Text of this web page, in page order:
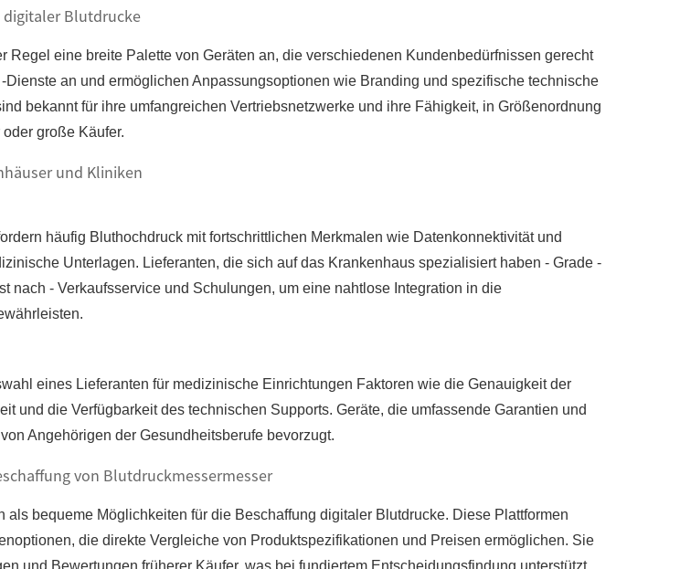
Blutdrucke
Regel eine breite Palette von Geräten an, die verschiedenen Kundenbedürfnissen gerecht
Dienste an und ermöglichen Anpassungsoptionen wie Branding und spezifische technische
bekannt für ihre umfangreichen Vertriebsnetzwerke und ihre Fähigkeit, in Größenordnung
große Käufer.
und Kliniken
häufig Bluthochdruck mit fortschrittlichen Merkmalen wie Datenkonnektivität und
Unterlagen. Lieferanten, die sich auf das Krankenhaus spezialisiert haben - Grade -
nach - Verkaufsservice und Schulungen, um eine nahtlose Integration in die
eines Lieferanten für medizinische Einrichtungen Faktoren wie die Genauigkeit der
und die Verfügbarkeit des technischen Supports. Geräte, die umfassende Garantien und
Angehörigen der Gesundheitsberufe bevorzugt.
von Blutdruckmessermesser
als bequeme Möglichkeiten für die Beschaffung digitaler Blutdrucke. Diese Plattformen
die direkte Vergleiche von Produktspezifikationen und Preisen ermöglichen. Sie
und Bewertungen früherer Käufer, was bei fundiertem Entscheidungsfindung unterstützt